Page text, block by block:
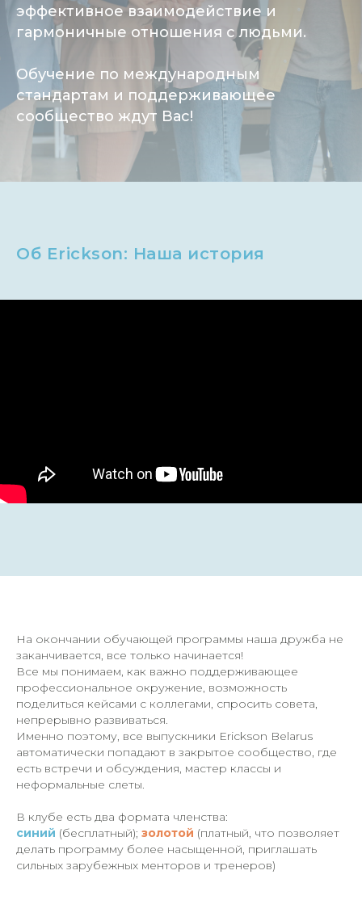
эффективное взаимодействие и
гармоничные отношения с людьми.
Обучение по международным
стандартам и поддерживающее
сообщество ждут Вас!
Об Erickson: Наша история
На окончании обучающей программы наша дружба не
заканчивается, все только начинается!
Все мы понимаем, как важно поддерживающее
профессиональное окружение, возможность
поделиться кейсами с коллегами, спросить совета,
непрерывно развиваться.
Именно поэтому, все выпускники Erickson Belarus
автоматически попадают в закрытое сообщество, где
есть встречи и обсуждения, мастер классы и
неформальные слеты.
В клубе есть два формата членства:
синий (бесплатный); золотой (платный, что позволяет
делать программу более насыщенной, приглашать
сильных зарубежных менторов и тренеров)